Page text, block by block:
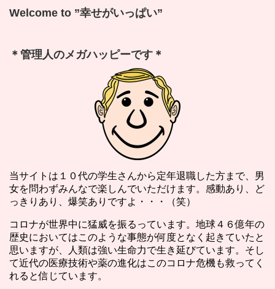
Welcome to ”幸せがいっぱい”
＊管理人のメガハッピーです＊
当サイトは１０代の学生さんから定年退職した方まで、男
女を問わずみんなで楽しんでいただけます。感動あり、ど
っきりあり、爆笑ありですよ・・・（笑）
コロナが世界中に猛威を振るっています。地球４６億年の
歴史においてはこのような事態が何度となく起きていたと
思いますが、人類は強い生命力で生き延びています。そし
て近代の医療技術や薬の進化はこのコロナ危機も救ってく
れると信じています。